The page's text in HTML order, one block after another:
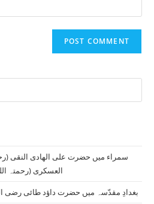
سمراء میں حضرت علی الھادی النقی
العسکری (رحمتہ
بغدادِ مقدّسہ میں حضرت داؤد طائی رضی